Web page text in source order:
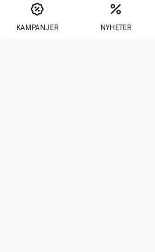
KAMPANJER NYHETER